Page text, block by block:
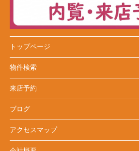
トップページ
物件検索
来店予約
ブログ
アクセスマップ